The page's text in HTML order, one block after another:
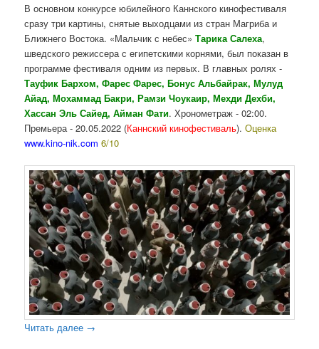
В основном конкурсе юбилейного Каннского кинофестиваля
сразу три картины, снятые выходцами из стран Магриба и
Ближнего Востока. «Мальчик с небес»Тарика Салеха,
шведского режиссера с египетскими корнями, был показан в
программе фестиваля одним из первых. В главных ролях -
Тауфик Бархом, Фарес Фарес, Бонус Альбайрак,Мулуд
Айад, Мохаммад Бакри, Рамзи Чоукаир, Мехди Дехби,
Хассан Эль Сайед, Айман Фати. Хронометраж - 02:00.
Премьера - 20.05.2022 (Каннский кинофестиваль).Оценка
www.kino-nik.com 6/10
Читать далее →